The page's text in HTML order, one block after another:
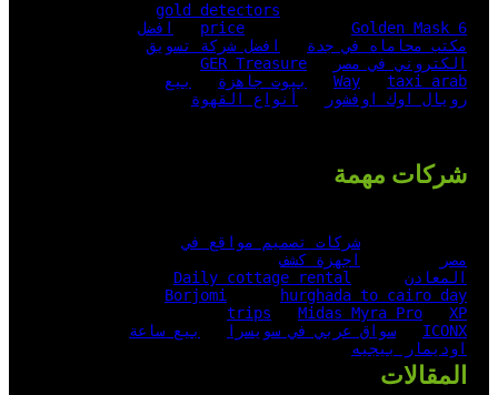
gold detectors
price
Golden Mask 6
افضل
مكتب محاماه في جدة
افضل شركة تسويق
الكتروني في مصر
GER Treasure
Way
taxi arab بيوت جاهزة
بيع
رويال اوك اوفشور
أنواع القهوة
شركات مهمة
شركات تصميم مواقع في
مصر
اجهزة كشف
المعادن
Daily cottage rental
Borjomi
hurghada to cairo day
trips
Midas Myra Pro
XP
ICONX
سواق عربي في سويسرا
بيع ساعة
اوديمار بيجيه
المقالات